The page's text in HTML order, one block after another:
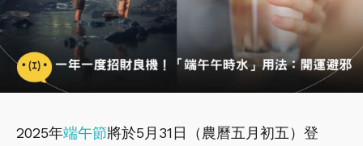
2025年端午節將於5月31日（農曆五月初五）登